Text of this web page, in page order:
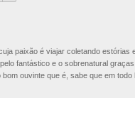
paixão é viajar coletando estórias
fantástico e o sobrenatural
ouvinte que é, sabe que em todo